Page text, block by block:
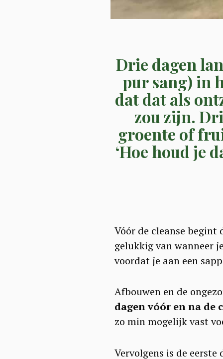
Drie dagen
pur sang) in
dat dat als
zou zijn.
groente of
‘Hoe houd je
Vóór de cleanse begint
gelukkig van wanneer
voordat je aan een
Afbouwen en de
dagen vóór en na de
zo min mogelijk vast
Vervolgens is de